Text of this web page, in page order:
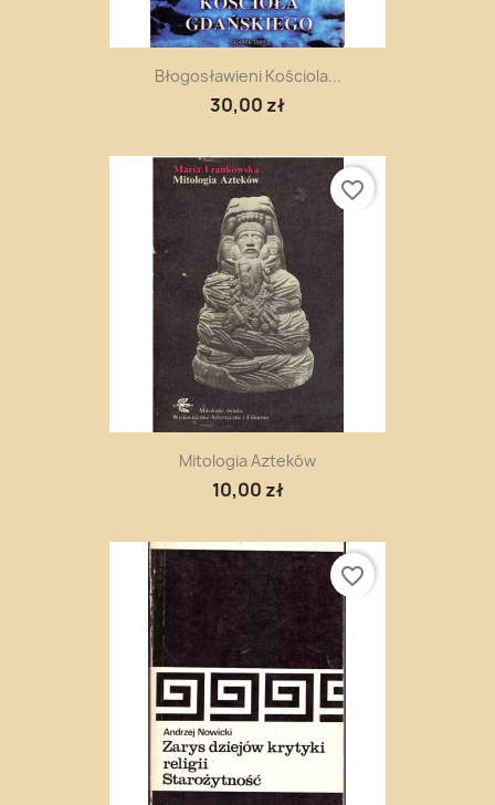
Błogosławieni Kościola...
30,00 zł
Mitologia Azteków
10,00 zł
favorite_border
favorite_border